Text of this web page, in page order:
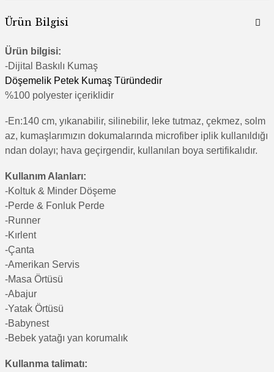
Ürün Bilgisi
Ürün bilgisi:
-Dijital Baskılı Kumaş
Döşemelik Petek Kumaş Türündedir
%100 polyester içeriklidir
-En:140 cm, yıkanabilir, silinebilir, leke tutmaz, çekmez, solm
az, kumaşlarımızın dokumalarında microfiber iplik kullanıldığı
ndan dolayı; hava geçirgendir, kullanılan boya sertifikalıdır.
Kullanım Alanları:
-Koltuk & Minder Döşeme
-Perde & Fonluk Perde
-Runner
-Kırlent
-Çanta
-Amerikan Servis
-Masa Örtüsü
-Abajur
-Yatak Örtüsü
-Babynest
-Bebek yatağı yan korumalık
Kullanma talimatı: